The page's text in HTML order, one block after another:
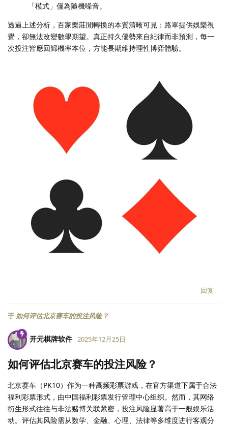
「模式」僅為隨機噪音。
透過上述分析，百家樂莊閒轉換的本質清晰可見：路單提供娛樂視
覺，卻無法改變數學期望。真正持久優勢來自紀律而非預測，每一
次投注皆應回歸機率本位，方能長期維持理性博弈體驗。
回复
于 如何评估北京赛车的投注风险？
开元棋牌软件 2025年12月25日
如何评估北京赛车的投注风险？
北京赛车（PK10）作为一种高频彩票游戏，在官方渠道下属于合法
福利彩票形式，由中国福利彩票发行管理中心组织。然而，其网络
衍生形式往往与非法赌博关联紧密，投注风险显著高于一般娱乐活
动。评估其风险需从数学、金融、心理、法律等多维度进行客观分